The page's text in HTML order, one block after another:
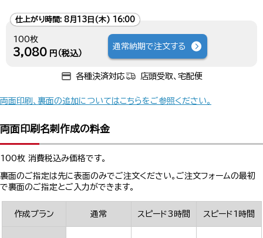
仕上がり時間: 8月13日(木) 16:00
100枚
3,080 円（税込）
通常納期で注文する
各種決済対応 店頭受取、宅配便
両面印刷、裏面の追加についてはこちらをご参照ください。
両面印刷名刺作成の料金
100枚 消費税込み価格です。
裏面のご指定は先に表面のみでご注文ください。ご注文フォームの最初
で裏面のご指定とご入力ができます。
作成プラン 通常 スピード3時間 スピード1時間